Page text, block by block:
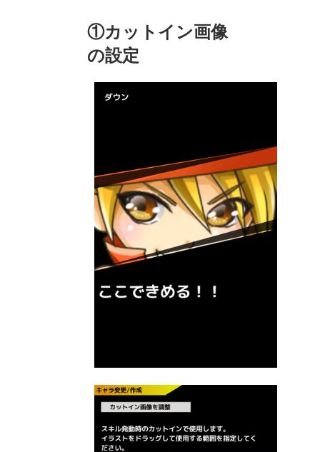
①カットイン画像
の設定